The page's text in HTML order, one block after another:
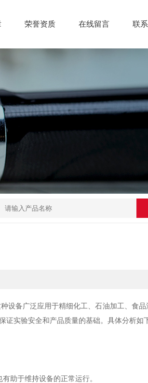
荣誉资质 在线留言 联
备广泛应用于精细化工、石油加工、食品
证实验安全和产品质量的基础。具体分析如
助于维持设备的正常运行。